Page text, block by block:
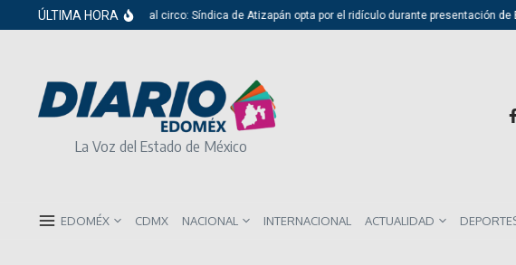
Saltar al contenido
ÚLTIMA HORA
Del cabildo al circo: Síndica de Atizapán opta por el ridículo durante presentación de
La Voz del Estado de México
EDOMÉX CDMX NACIONAL INTERNACIONAL ACTUALIDAD